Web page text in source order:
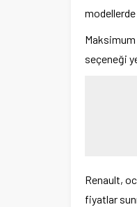
seçeneği
Renault,
fiyatlar